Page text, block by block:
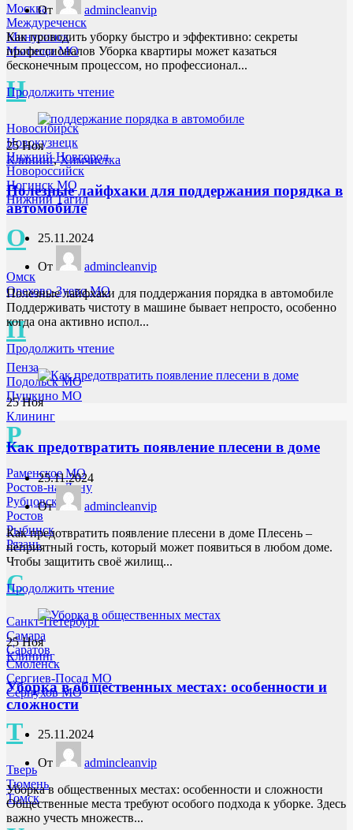
Москва
Междуреченск
Минусинск
Мытищи МО
Н
Новосибирск
Новокузнецк
Нижний Новгород
Новороссийск
Ногинск МО
Нижний Тагил
О
Омск
Орехово-Зуево МО
П
Пенза
Подольск МО
Пушкино МО
Р
Раменское МО
Ростов-на-Дону
Рубцовск
Ростов
Рыбинск
Рязань
С
Санкт-Петербург
Самара
Саратов
Смоленск
Сергиев-Посад МО
Серпухов МО
Т
Тверь
Тюмень
Томск
От
admincleanvip
Как проводить уборку быстро и эффективно: секреты
профессионалов Уборка квартиры может казаться
бесконечным процессом, но профессионал...
Продолжить чтение
25Ноя
Клининг,Химчистка
Полезные лайфхаки для поддержания порядка в
автомобиле
25.11.2024
От
admincleanvip
Полезные лайфхаки для поддержания порядка в автомобиле
Поддерживать чистоту в машине бывает непросто, особенно
когда она активно испол...
Продолжить чтение
25Ноя
Клининг
Как предотвратить появление плесени в доме
25.11.2024
От
admincleanvip
Как предотвратить появление плесени в доме Плесень –
неприятный гость, который может появиться в любом доме.
Чтобы защитить своё жилищ...
Продолжить чтение
25Ноя
Клининг
Уборка в общественных местах: особенности и
сложности
25.11.2024
От
admincleanvip
Уборка в общественных местах: особенности и сложности
Общественные места требуют особого подхода к уборке. Здесь
важно учесть множеств...